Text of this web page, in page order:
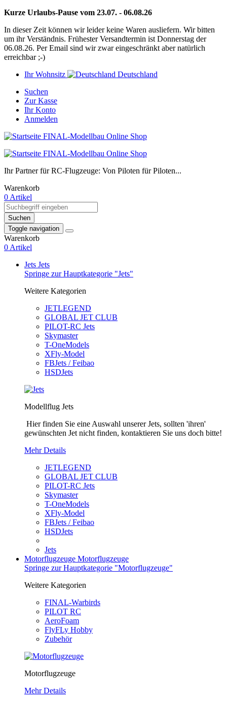
Kurze Urlaubs-Pause vom 23.07. - 06.08.26
In dieser Zeit können wir leider keine Waren ausliefern. Wir bitten
um ihr Verständnis. Frühester Versandtermin ist Donnerstag der
06.08.26. Per Email sind wir zwar eingeschränkt aber natürlich
erreichbar ;-)
Ihr Wohnsitz
Deutschland
Suchen
Zur Kasse
Ihr Konto
Anmelden
Ihr Partner für RC-Flugzeuge: Von Piloten für Piloten...
Warenkorb
0 Artikel
Suchen
Toggle navigation
Warenkorb
0 Artikel
Jets Jets
Springe zur Hauptkategorie "Jets"
Weitere Kategorien
JETLEGEND
GLOBAL JET CLUB
PILOT-RC Jets
Skymaster
T-OneModels
XFly-Model
FBJets / Feibao
HSDJets
Modellflug Jets
Hier finden Sie eine Auswahl unserer Jets, sollten 'ihren'
gewünschten Jet nicht finden, kontaktieren Sie uns doch bitte!
Mehr Details
JETLEGEND
GLOBAL JET CLUB
PILOT-RC Jets
Skymaster
T-OneModels
XFly-Model
FBJets / Feibao
HSDJets
Jets
Motorflugzeuge Motorflugzeuge
Springe zur Hauptkategorie "Motorflugzeuge"
Weitere Kategorien
FINAL-Warbirds
PILOT RC
AeroFoam
FlyFLy Hobby
Zubehör
Motorflugzeuge
Mehr Details